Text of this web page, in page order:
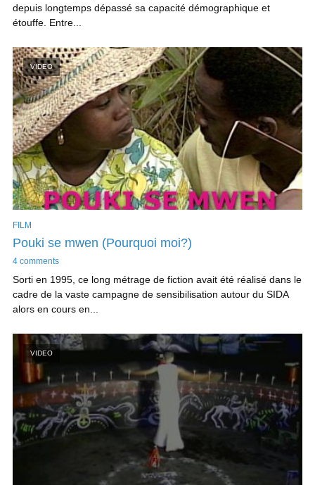
depuis longtemps dépassé sa capacité démographique et
étouffe. Entre...
VIDEO
FILM
Pouki se mwen (Pourquoi moi?)
4 comments
Sorti en 1995, ce long métrage de fiction avait été réalisé dans le
cadre de la vaste campagne de sensibilisation autour du SIDA
alors en cours en...
VIDEO